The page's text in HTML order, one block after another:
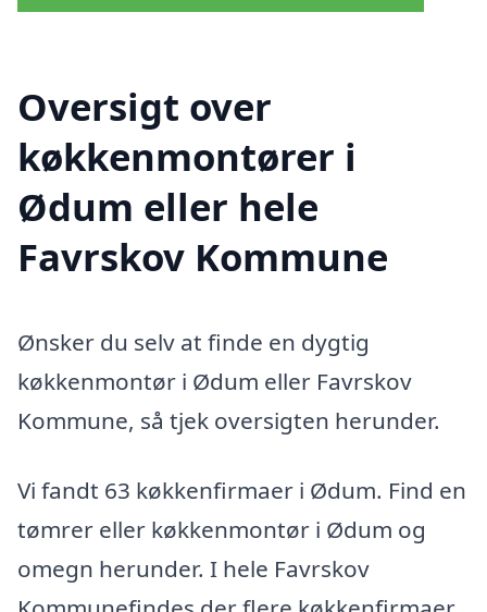
Oversigt over
køkkenmontører i
Ødum eller hele
Favrskov Kommune
Ønsker du selv at finde en dygtig
køkkenmontør i Ødum eller Favrskov
Kommune, så tjek oversigten herunder.
Vi fandt 63 køkkenfirmaer i Ødum. Find en
tømrer eller køkkenmontør i Ødum og
omegn herunder. I hele Favrskov